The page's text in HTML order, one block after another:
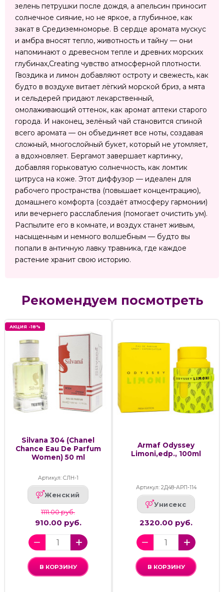
зелень петрушки после дождя, а апельсин приносит
солнечное сияние, но не яркое, а глубинное, как
закат в Средиземноморье. В сердце аромата мускус
и амбра вносят тепло, животность и тайну — они
напоминают о древесном тепле и древних морских
глубинах,Creating чувство атмосферной плотности.
Гвоздика и лимон добавляют остроту и свежесть, как
будто в воздухе витает лёгкий морской бриз, а мята
и сельдерей придают лекарственный,
омолаживающий оттенок, как аромат аптеки старого
города. И наконец, зелёный чай становится спиной
всего аромата — он объединяет все ноты, создавая
сложный, многослойный букет, который не утомляет,
а вдохновляет. Бергамот завершает картинку,
добавляя горьковатую солнечность, как ломтик
цитруса на коже. Этот диффузор — идеален для
рабочего пространства (повышает концентрацию),
домашнего комфорта (создаёт атмосферу гармонии)
или вечернего расслабления (помогает очистить ум).
Распылите его в комнате, и воздух станет живым,
насыщенным и немного волшебным — будто вы
попали в античную лавку травника, где каждое
растение хранит свою историю.
Рекомендуем посмотреть
АКЦИЯ -18%
Silvana 304 (Chanel
Chance Eau De Parfum
Women) 50 ml
Артикул: СЛН-1
Женский
1111.00 руб.
910.00 руб.
В КОРЗИНУ
Armaf Odyssey
Limoni,edp., 100ml
Артикул: 2Д48-АРП-114
Унисекс
2320.00 руб.
В КОРЗИНУ